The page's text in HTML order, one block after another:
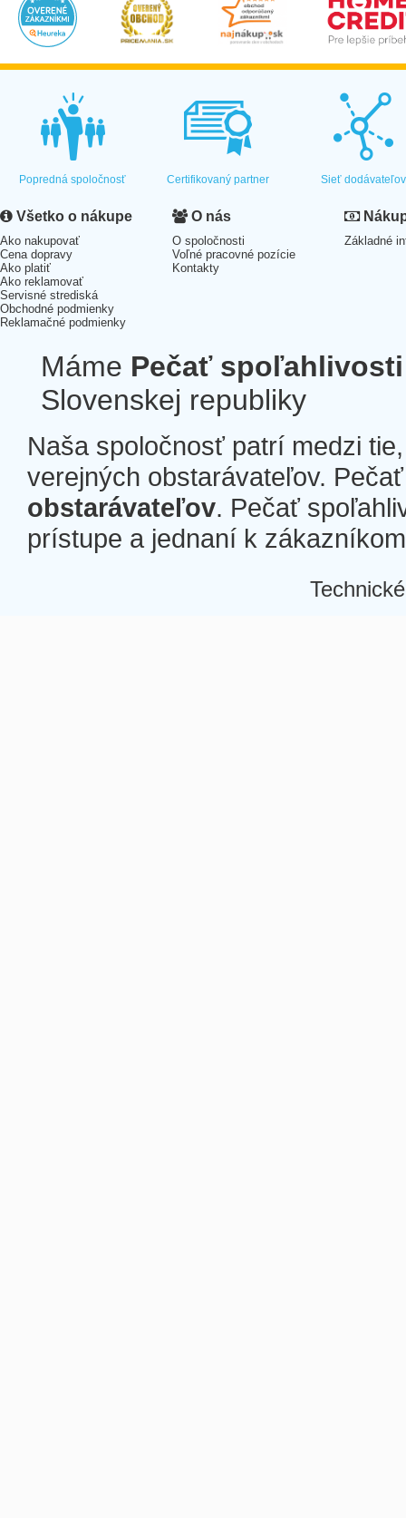
Popredná spoločnosť Certifikovaný partner Sieť dodávateľov
Všetko o nákupe
Ako nakupovať
Cena dopravy
Ako platiť
Ako reklamovať
Servisné strediská
Obchodné podmienky
Reklamačné podmienky
O nás
O spoločnosti
Voľné pracovné pozície
Kontakty
Základné
Máme Pečať spoľahlivosti
Slovenskej republiky
Naša spoločnosť patrí medzi
verejných obstarávateľov.
obstarávateľov. Pečať
prístupe a jednaní k